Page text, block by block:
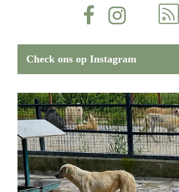
Check ons op Instagram